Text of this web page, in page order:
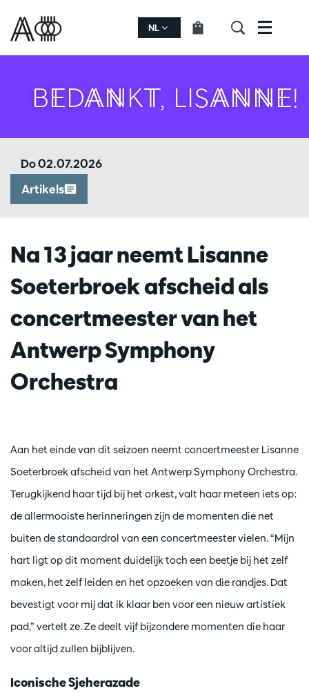
NL Menu
BEDANKT, LISANNE!
Artikels
Do 02.07.2026
Na 13 jaar neemt Lisanne
Soeterbroek afscheid als
concertmeester van het
Antwerp Symphony
Orchestra
Aan het einde van dit seizoen neemt concertmeester Lisanne
Soeterbroek afscheid van het Antwerp Symphony Orchestra.
Terugkijkend haar tijd bij het orkest, valt haar meteen iets op:
de allermooiste herinneringen zijn de momenten die net
buiten de standaardrol van een concertmeester vielen. “Mijn
hart ligt op dit moment duidelijk toch een beetje bij het zelf
maken, het zelf leiden en het opzoeken van die randjes. Dat
bevestigt voor mij dat ik klaar ben voor een nieuw artistiek
pad,” vertelt ze. Ze deelt vijf bijzondere momenten die haar
voor altijd zullen bijblijven.
Iconische Sjeherazade